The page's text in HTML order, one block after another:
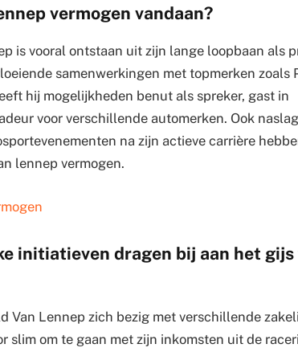
vermogen vandaan?
is vooral ontstaan uit zijn lange loopbaan als
samenwerkingen met topmerken zoals
hij mogelijkheden benut als spreker, gast in
voor verschillende automerken. Ook
na zijn actieve carrière
lennep vermogen.
initiatieven dragen bij aan het gijs
Van Lennep zich bezig met verschillende
slim om te gaan met zijn inkomsten uit de